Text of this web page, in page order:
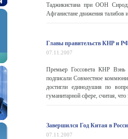
Таджикистана при ООН
Афганистане движения
Главы правительств КНР и
07.11.2007
Премьер Госсовета КНР Вэнь
подписали Совместное
достигли единодушия по
гуманитарной сфере, считая,
Завершился Год Китая в
07.11.2007